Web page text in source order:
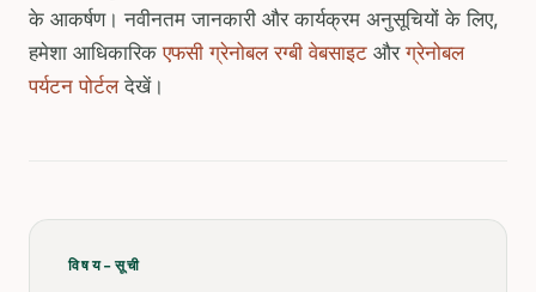
के आकर्षण। नवीनतम जानकारी और कार्यक्रम अनुसूचियों के लिए,
हमेशा आधिकारिकएफसी ग्रेनोबल रग्बी वेबसाइट औरग्रेनोबल
पर्यटन पोर्टलदेखें।
विषय-सूची